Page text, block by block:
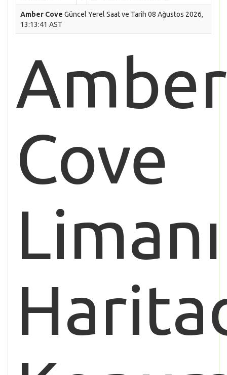
Amber Cove Güncel Yerel Saat ve Tarih 08 Ağustos 2026,
13:13:41 AST
Amber
Cove
Limanı